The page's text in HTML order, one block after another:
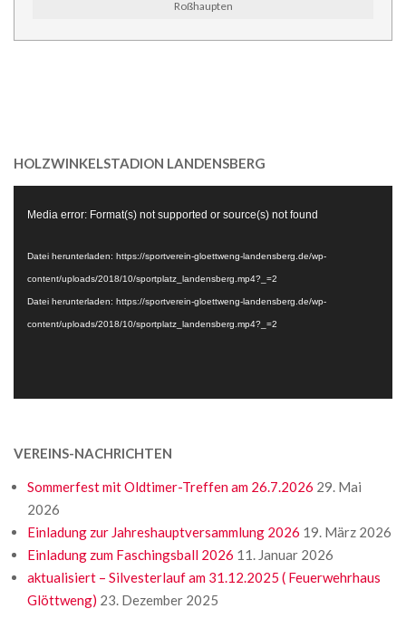
Roßhaupten
HOLZWINKELSTADION LANDENSBERG
Player
Media error: Format(s) not supported or source(s) not found
Datei herunterladen: https://sportverein-gloettweng-landensberg.de/wp-
content/uploads/2018/10/sportplatz_landensberg.mp4?_=2
Datei herunterladen: https://sportverein-gloettweng-landensberg.de/wp-
content/uploads/2018/10/sportplatz_landensberg.mp4?_=2
VEREINS-NACHRICHTEN
Sommerfest mit Oldtimer-Treffen am 26.7.2026 29. Mai
2026
Einladung zur Jahreshauptversammlung 2026 19. März 2026
Einladung zum Faschingsball 2026 11. Januar 2026
aktualisiert – Silvesterlauf am 31.12.2025 ( Feuerwehrhaus
Glöttweng) 23. Dezember 2025